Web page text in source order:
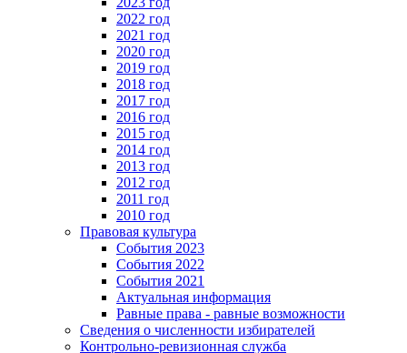
2022 год
2021 год
2020 год
2019 год
2018 год
2017 год
2016 год
2015 год
2014 год
2013 год
2012 год
2011 год
2010 год
Правовая культура
События 2023
События 2022
События 2021
Актуальная информация
Равные права - равные возможности
Сведения о численности избирателей
Контрольно-ревизионная служба